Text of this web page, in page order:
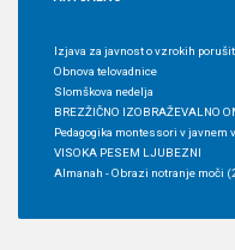
Izjava za javnost o vzrokih
Obnova telovadnice
Slomškova nedelja
BREZŽIČNO IZOBRAŽEVALNO
Pedagogika montessori v javnem
VISOKA PESEM LJUBEZNI
Almanah - Obrazi notranje moči